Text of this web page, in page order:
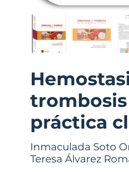
práctica
Inmaculada Soto
Teresa Álvarez